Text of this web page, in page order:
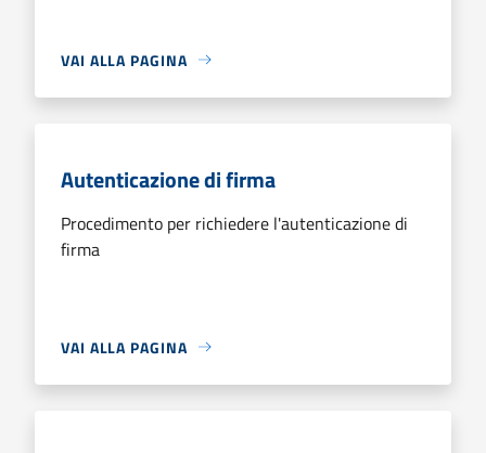
VAI ALLA PAGINA
Autenticazione di firma
Procedimento per richiedere l'autenticazione di
firma
VAI ALLA PAGINA